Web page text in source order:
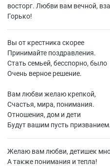
восторг. Любви вам вечной,
Горько!
Вы от крестника скорее
Принимайте поздравления.
Стать семьей, бесспорно, было
Очень верное решение.
Вам любви желаю крепкой,
Счастья, мира, понимания.
Отношения, дом и дети
Будут вашим пусть призванием.
Желаю вам любви, детишек
А также понимания и тепла!